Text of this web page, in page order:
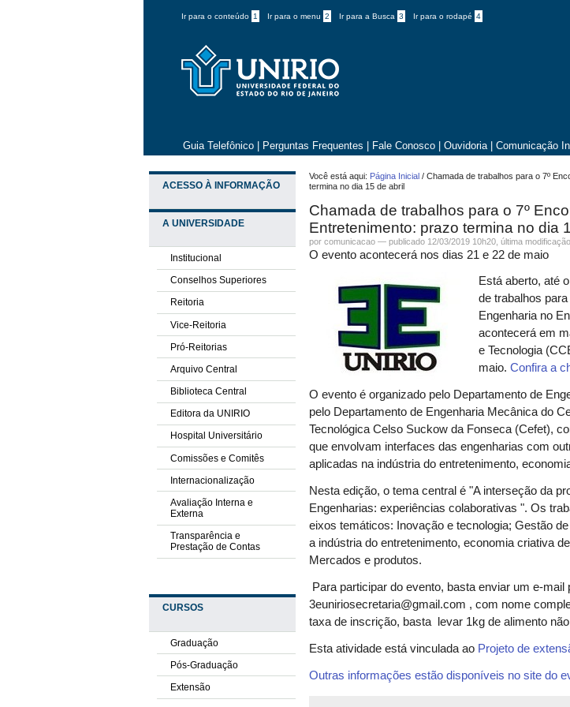
Ir para o conteúdo 1 Ir para o menu 2 Ir para a Busca 3 Ir para o rodapé 4
Guia Telefônico Perguntas Frequentes Fale Conosco Ouvidoria Comunicação
ACESSO À INFORMAÇÃO
A UNIVERSIDADE
Institucional
Conselhos Superiores
Reitoria
Vice-Reitoria
Pró-Reitorias
Arquivo Central
Biblioteca Central
Editora da UNIRIO
Hospital Universitário
Comissões e Comitês
Internacionalização
Avaliação Interna e
Externa
Transparência e
Prestação de Contas
CURSOS
Graduação
Pós-Graduação
Extensão
Você está aqui: Página Inicial /Chamada de trabalhos para o 7º
termina no dia 15 de abril
Chamada de trabalhos para o 7º
Entretenimento: prazo termina no dia
por comunicacao —publicado 12/03/2019 10h20,última modificação
O evento acontecerá nos dias 21 e 22 de maio
Está aberto, até
de trabalhos
Engenharia no
acontecerá em
e Tecnologia
maio.Confira a
O evento é organizado pelo Departamento de
pelo Departamento de Engenharia Mecânica do
Tecnológica Celso Suckow da Fonseca (Cefet),
que envolvam interfaces das engenharias com
aplicadas na indústria do entretenimento,
Nesta edição, o tema central é "A interseção da
Engenharias: experiências colaborativas ". Os
eixos temáticos: Inovação e tecnologia; Gestão
a indústria do entretenimento, economia criativa
Mercados e produtos.
Para participar do evento, basta enviar um e-
3euniriosecretaria@gmail.com , com nome
taxa de inscrição, basta levar 1kg de alimento
Esta atividade está vinculada ao Projeto de
Outras informações estão disponíveis no site do